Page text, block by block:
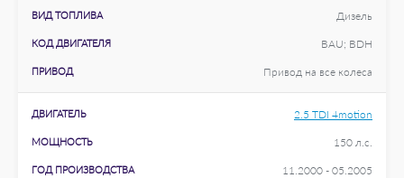
ВИД ТОПЛИВА Дизель
КОД ДВИГАТЕЛЯ BAU; BDH
ПРИВОД Привод на все колеса
ДВИГАТЕЛЬ 2.5 TDI 4motion
МОЩНОСТЬ 150 л.с.
ГОД ПРОИЗВОДСТВА 11.2000 - 05.2005